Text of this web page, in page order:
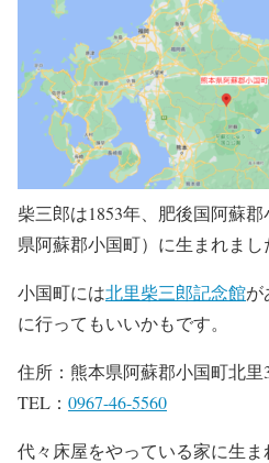
柴三郎は1853年、肥後国阿蘇
県阿蘇郡小国町）に生まれまし
小国町には北里柴三郎記念館が
に行ってもいいかもです。
住所：熊本県阿蘇郡小国町北里
TEL： 0967-46-5560
代々床屋をやっている家に生ま